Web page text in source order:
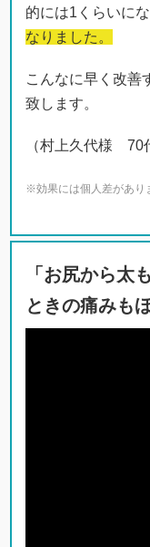
的には1くらいにな
なりました。
こんなに早く改善
致します。
（村上久代様 70
※効果には個人差があり
「お尻から太
ときの痛みも